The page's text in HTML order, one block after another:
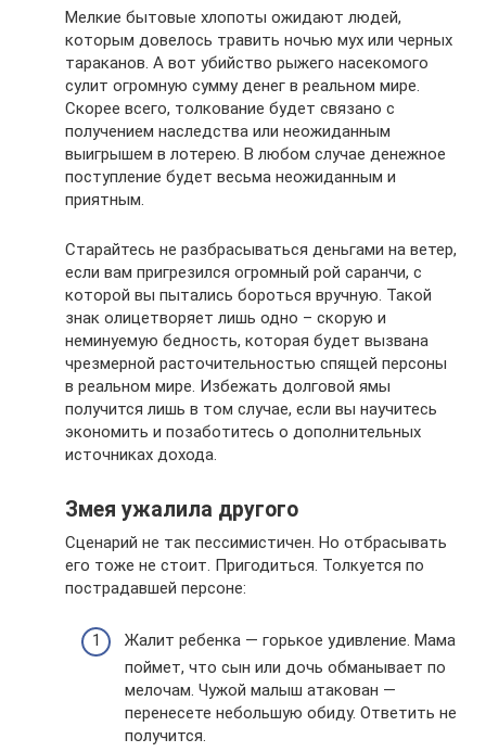
Мелкие бытовые хлопоты ожидают людей,
которым довелось травить ночью мух или черных
тараканов. А вот убийство рыжего насекомого
сулит огромную сумму денег в реальном мире.
Скорее всего, толкование будет связано с
получением наследства или неожиданным
выигрышем в лотерею. В любом случае денежное
поступление будет весьма неожиданным и
приятным.
Старайтесь не разбрасываться деньгами на ветер,
если вам пригрезился огромный рой саранчи, с
которой вы пытались бороться вручную. Такой
знак олицетворяет лишь одно – скорую и
неминуемую бедность, которая будет вызвана
чрезмерной расточительностью спящей персоны
в реальном мире. Избежать долговой ямы
получится лишь в том случае, если вы научитесь
экономить и позаботитесь о дополнительных
источниках дохода.
Змея ужалила другого
Сценарий не так пессимистичен. Но отбрасывать
его тоже не стоит. Пригодиться. Толкуется по
пострадавшей персоне:
Жалит ребенка — горькое удивление. Мама
поймет, что сын или дочь обманывает по
мелочам. Чужой малыш атакован —
перенесете небольшую обиду. Ответить не
получится.